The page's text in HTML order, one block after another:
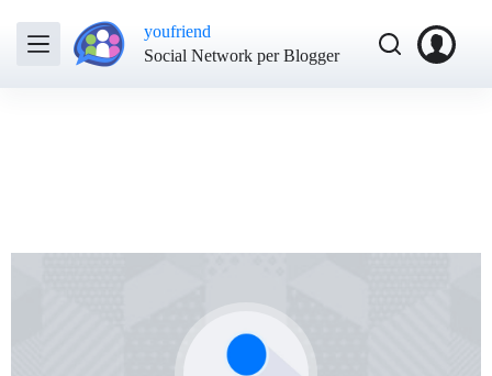
youfriend
Social Network per Blogger